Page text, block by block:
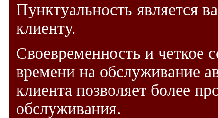
Пунктуальность является
клиенту.
Своевременность и четкое
времени на обслуживание
клиента позволяет более
обслуживания.